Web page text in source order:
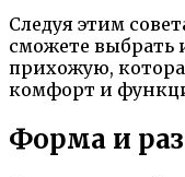
Следуя этим
сможете выбрать
прихожую,
комфорт и
Форма и